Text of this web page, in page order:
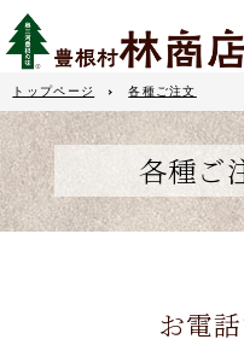
トップページ 各種ご注文
各種ご
お電